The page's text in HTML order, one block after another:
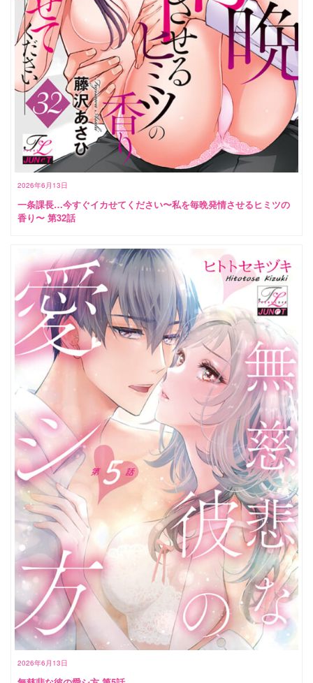
2026年6月13日
一条課長…今すぐイカせてください〜私を毎晩発情させるヒミツの
香り〜 第32話
2026年6月13日